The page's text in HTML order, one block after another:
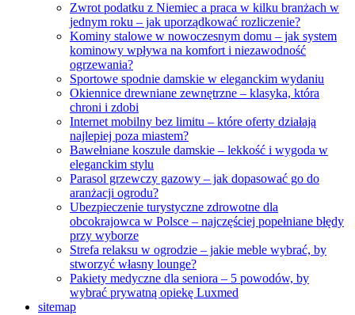
Zwrot podatku z Niemiec a praca w kilku branżach w
jednym roku – jak uporządkować rozliczenie?
Kominy stalowe w nowoczesnym domu – jak system
kominowy wpływa na komfort i niezawodność
ogrzewania?
Sportowe spodnie damskie w eleganckim wydaniu
Okiennice drewniane zewnętrzne – klasyka, która
chroni i zdobi
Internet mobilny bez limitu – które oferty działają
najlepiej poza miastem?
Bawełniane koszule damskie – lekkość i wygoda w
eleganckim stylu
Parasol grzewczy gazowy – jak dopasować go do
aranżacji ogrodu?
Ubezpieczenie turystyczne zdrowotne dla
obcokrajowca w Polsce – najczęściej popełniane błędy
przy wyborze
Strefa relaksu w ogrodzie – jakie meble wybrać, by
stworzyć własny lounge?
Pakiety medyczne dla seniora – 5 powodów, by
wybrać prywatną opiekę Luxmed
sitemap